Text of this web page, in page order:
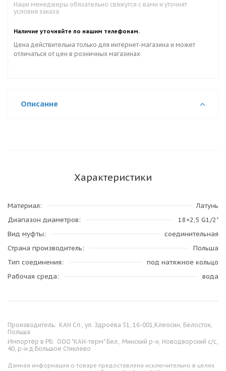
Наши менеджеры обязательно свяжутся с вами и уточнят
условия заказа
Наличие уточняйте по нашим телефонам.
Цена действительна только для интернет-магазина и может
отличаться от цен в розничных магазинах
Описание
Характеристики
Материал
Латунь
Диапазон диаметров
18×2,5 G1/2"
Вид муфты
соединительная
Страна производитель
Польша
Тип соединения
под натяжное кольцо
Рабочая среда
вода
Производитель: КАН Сп., ул. Здроёва 51, 16-001,Клеосин, Белосток,
Польша
Импортёр в РБ: ООО "КАН-терм" Бел., Минский р-н, Новодворский с/с,
40, р-н д.Большое Стиклево
Данная информация о товаре предоставлена исключительно в целях